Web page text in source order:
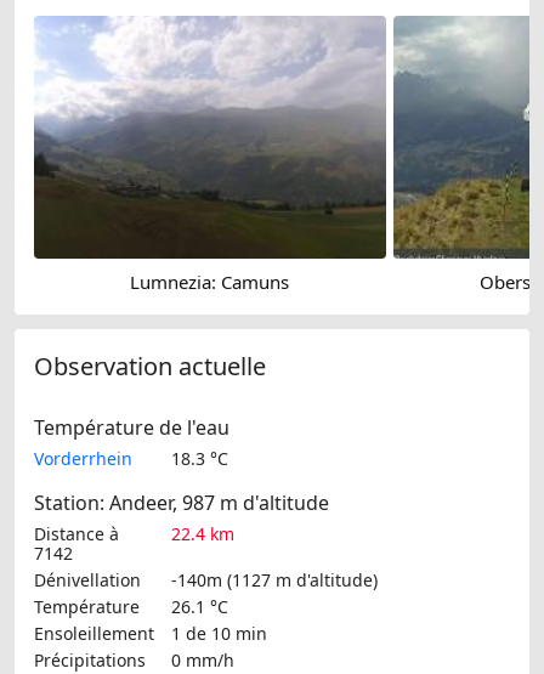
Lumnezia: Camuns
Observation actuelle
Température de l'eau
Vorderrhein 18.3 °C
Station: Andeer, 987 m d'altitude
Distance à
7142
22.4 km
Dénivellation
-140m (1127 m d'altitude)
Température
26.1 °C
Ensoleillement
1 de 10 min
Précipitations
0 mm/h